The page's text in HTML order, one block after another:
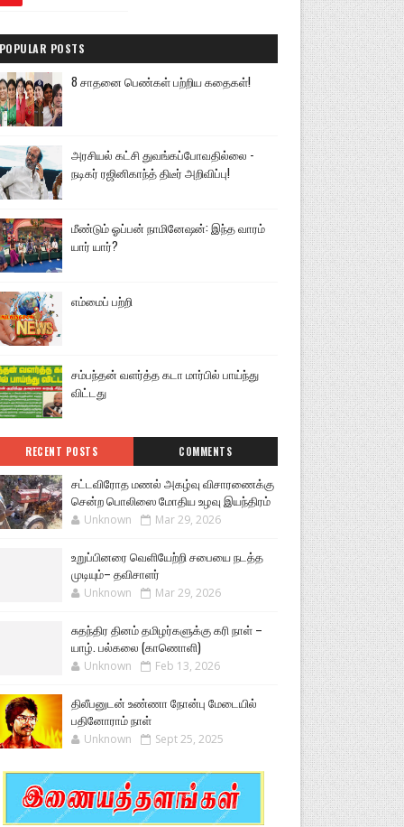
POPULAR POSTS
8 சாதனை பெண்கள் பற்றிய கதைகள்!
அரசியல் கட்சி துவங்கப்போவதில்லை -
நடிகர் ரஜினிகாந்த் திடீர் அறிவிப்பு!
மீண்டும் ஓப்பன் நாமினேஷன்: இந்த வாரம்
யார் யார்?
எம்மைப் பற்றி
சம்பந்தன் வளர்த்த கடா மார்பில் பாய்ந்து
விட்டது
RECENT POSTS COMMENTS
சட்டவிரோத மணல் அகழ்வு விசாரணைக்கு
சென்ற பொலிஸை மோதிய உழவு இயந்திரம்
Unknown Mar 29, 2026
உறுப்பினரை வெளியேற்றி சபையை நடத்த
முடியும்– தவிசாளர்
Unknown Mar 29, 2026
சுதந்திர தினம் தமிழர்களுக்கு கரி நாள் –
யாழ். பல்கலை (காணொளி)
Unknown Feb 13, 2026
திலீபனுடன் உண்ணா நோன்பு மேடையில்
பதினோராம் நாள்
Unknown Sept 25, 2025